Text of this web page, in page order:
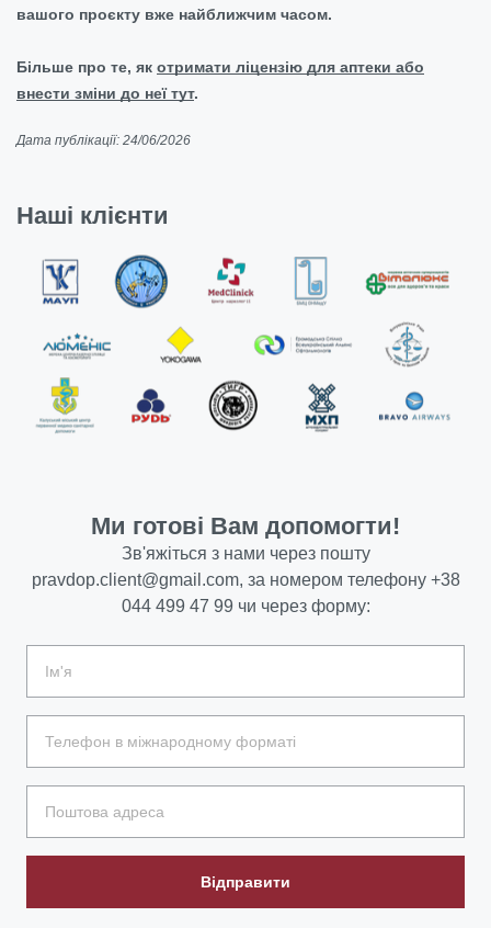
вашого проєкту вже найближчим часом.
Більше про те, як отримати ліцензію для аптеки або
внести зміни до неї тут.
Дата публікації: 24/06/2026
Наші клієнти
Ми готові Вам допомогти!
Зв'яжіться з нами через пошту
pravdop.client@gmail.com, за номером телефону +38
044 499 47 99 чи через форму:
Відправити